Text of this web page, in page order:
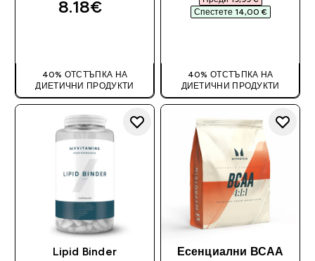
8.18€‎
40% ОТСТЪПКА НА
ДИЕТИЧНИ ПРОДУКТИ
Спестете 14,00 €‎
40% ОТСТЪПКА НА
ДИЕТИЧНИ ПРОДУКТИ
Lipid Binder
Есенциални ВСАА